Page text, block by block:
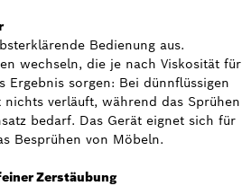
Bedienung aus.
wechseln, die je nach Viskosität für
sorgen: Bei dünnflüssigen
verläuft, während das Sprühen
bedarf. Das Gerät eignet sich für
Besprühen von Möbeln.
Zerstäubung